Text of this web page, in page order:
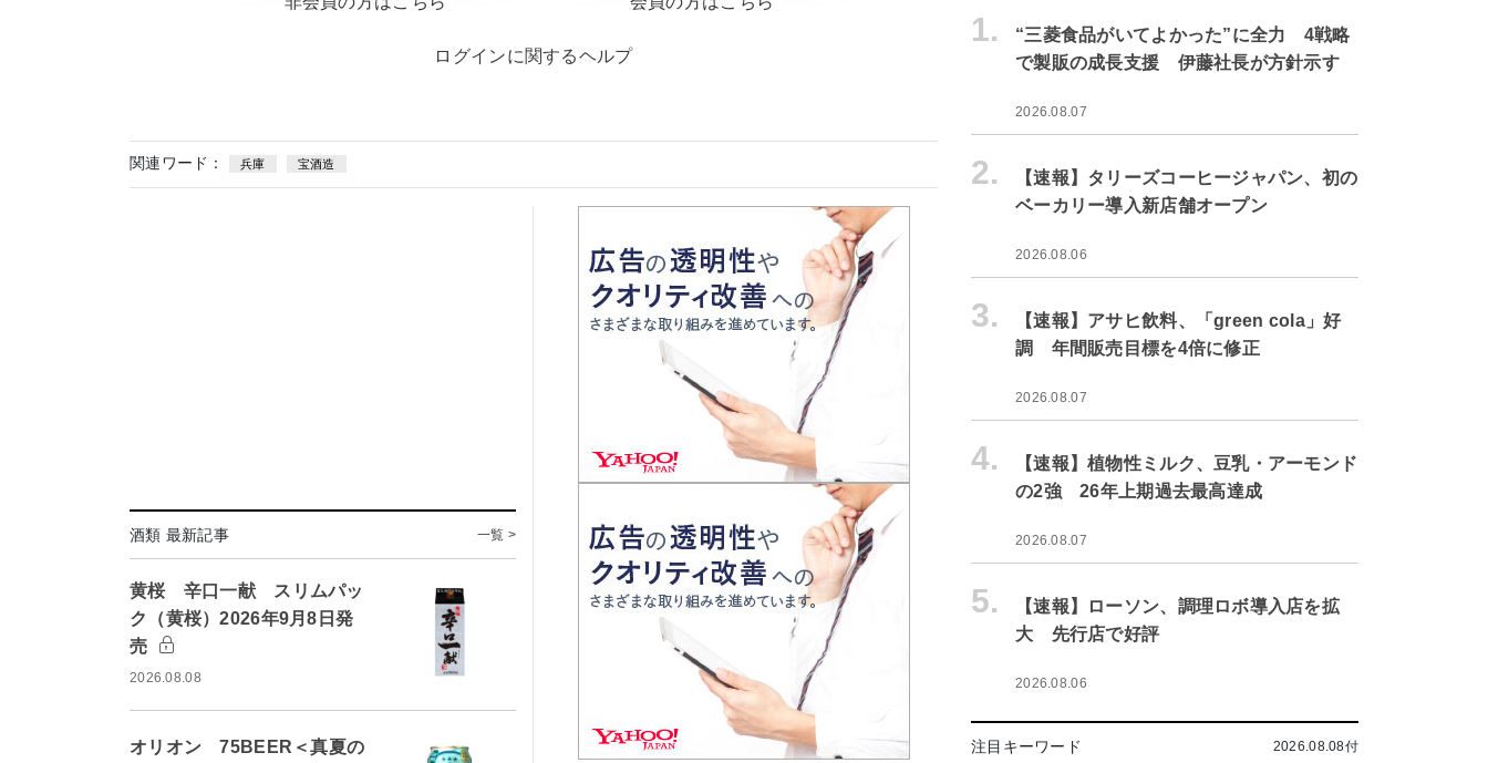
ログインに関するヘルプ
関連ワード： 兵庫 宝酒造
酒類 最新記事 一覧 >
黄桜 辛口一献 スリムパッ
ク（黄桜）2026年9月8日発
売
2026.08.08
オリオン 75BEER＜真夏の
1.
“三菱食品がいてよかった”に全力 4戦略
で製販の成長支援 伊藤社長が方針示す
2026.08.07
2.
【速報】タリーズコーヒージャパン、初の
ベーカリー導入新店舗オープン
2026.08.06
3.
【速報】アサヒ飲料、「green cola」好
調 年間販売目標を4倍に修正
2026.08.07
4.
【速報】植物性ミルク、豆乳・アーモンド
の2強 26年上期過去最高達成
2026.08.07
5.
【速報】ローソン、調理ロボ導入店を拡
大 先行店で好評
2026.08.06
注目キーワード 2026.08.08付